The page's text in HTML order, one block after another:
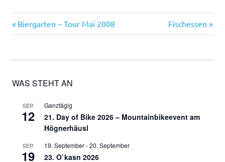
Beitragsnavigation
Vorheriger
Beitrag:
Biergarten – Tour Mai 2008
Nächster
Beitrag:
Fischessen
WAS STEHT AN
SEP.
12
Ganztägig
21. Day of Bike 2026 – Mountainbikeevent am
Högnerhäusl
SEP.
19
19. September-20. September
23. O`kasn 2026